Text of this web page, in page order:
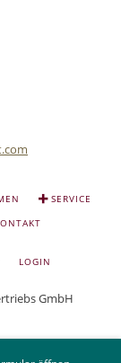
SERVICE
LOGIN
GmbH